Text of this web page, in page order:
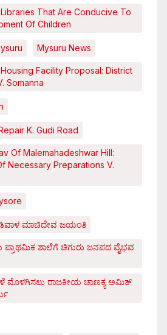
That Are Conducive To
Of Children
Mysuru News
Facility Proposal: District
Somanna
K. Gudi Road
Of Malemahadeshwar Hill:
Necessary Preparations V.
ಮಾಚಿದೇವ ಜಯಂತಿ
ಪ್ರಾಥಮಿಕ ಶಾಲೆಗೆ ಚಿಗುರು ಜನಪದ ವೈಭವ
ಮೊಳಗಿಸಲು ರಾಜಕೀಯ ಚಾಣಕ್ಯ ಅಮಿತ್